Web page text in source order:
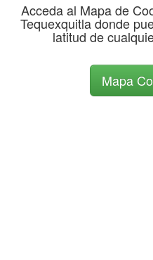
Acceda al Mapa de
Tequexquitla donde
latitud de
Mapa